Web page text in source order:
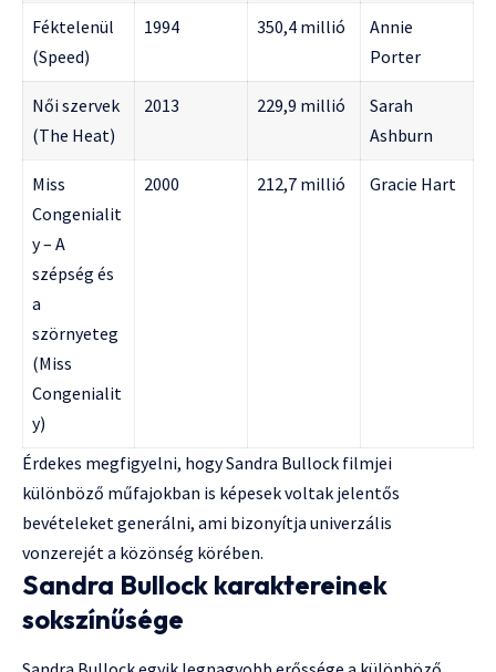
Féktelenül
(Speed)
1994 350,4 millió
Annie
Porter
Női szervek
(The Heat)
2013 229,9 millió
Sarah
Ashburn
Miss
Congenialit
y – A
szépség és
a
szörnyeteg
(Miss
Congenialit
y)
2000 212,7 millió Gracie Hart
Érdekes megfigyelni, hogy Sandra Bullock filmjei
különböző műfajokban is képesek voltak jelentős
bevételeket generálni, ami bizonyítja univerzális
vonzerejét a közönség körében.
Sandra Bullock karaktereinek
sokszínűsége